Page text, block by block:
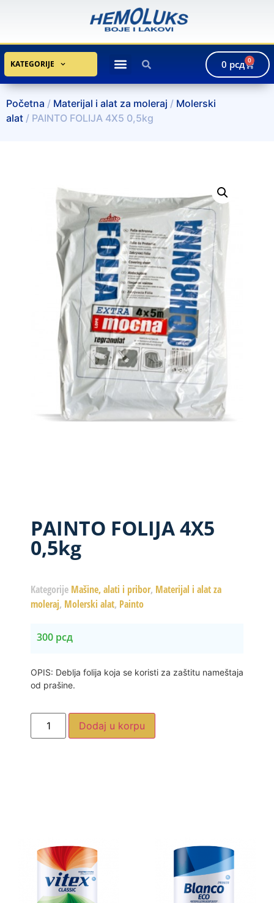
KATEGORIJE 0 рсд 0
Početna / Materijal i alat za moleraj / Molerski
alat / PAINTO FOLIJA 4X5 0,5kg
PAINTO FOLIJA 4X5
0,5kg
Kategorije Mašine, alati i pribor, Materijal i alat za
moleraj, Molerski alat, Painto
300 рсд
OPIS: Deblja folija koja se koristi za zaštitu nameštaja
od prašine.
Dodaj u korpu